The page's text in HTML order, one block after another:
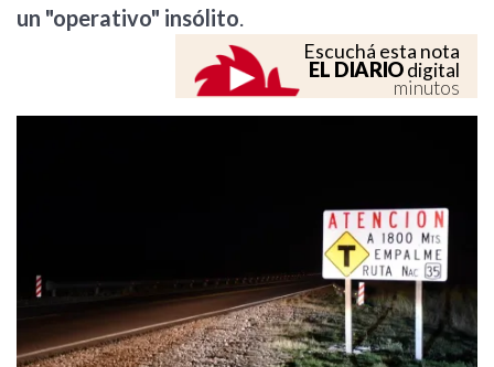
un "operativo" insólito.
Escuchá esta nota
EL DIARIOdigital
minutos